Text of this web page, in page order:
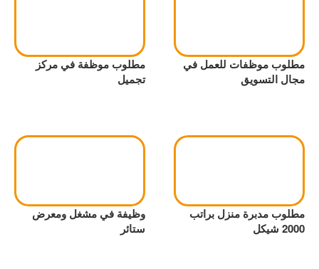
مطلوب موظفات للعمل في
مجال التسويق
مطلوب موظفة في مركز
تجميل
مطلوب مدبرة منزل براتب
2000 شيكل
وظيفة في مشغل ومعرض
ستائر